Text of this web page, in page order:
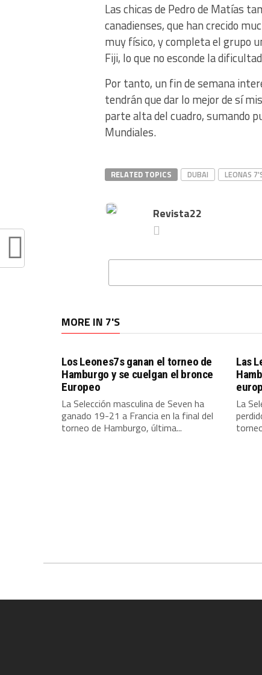
Las chicas de Pedro de Matías
canadienses, que han crecido
muy físico, y completa el grupo
Fiji, lo que no esconde la
Por tanto, un fin de semana
tendrán que dar lo mejor de sí
parte alta del cuadro, sumando
Mundiales.
RELATED TOPICS DUBAI LEONAS
Revista22
MORE IN 7'S
Los Leones7s ganan el torneo de
Hamburgo y se cuelgan el bronce
Europeo
La Selección masculina de Seven ha
ganado 19-21 a Francia en la final del
torneo de Hamburgo, última...
Las
La